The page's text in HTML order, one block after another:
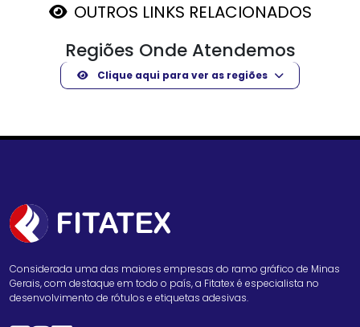
OUTROS LINKS RELACIONADOS
Regiões Onde Atendemos
Clique aqui para ver as regiões
Considerada uma das maiores empresas do ramo gráfico de Minas
Gerais, com destaque em todo o país, a Fitatex é especialista no
desenvolvimento de rótulos e etiquetas adesivas.